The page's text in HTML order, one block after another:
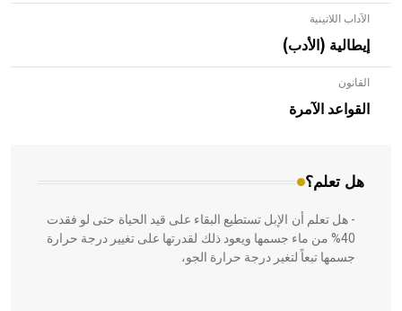
الآداب اللاتينية
إيطالية (الأدب)
القانون
القواعد الآمرة
هل تعلم؟
- هل تعلم أن الأبلق نوع من الفنون الهندسية التي ارتبطت
بالعمارة الإسلامية في بلاد الشام ومصر خاصة، حيث يحرص
المعمار على بناء مداميكه وخاصة في الواجهات
- هل تعلم أن الإبل تستطيع البقاء على قيد الحياة حتى لو فقدت
40% من ماء جسمها ويعود ذلك لقدرتها على تغيير درجة حرارة
جسمها تبعاً لتغير درجة حرارة الجو،